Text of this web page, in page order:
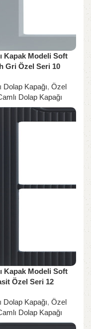
Kapak Modeli Soft
Gri Özel Seri 10
Dolap Kapağı, Özel
Dolap Kapağı
Kapak Modeli Soft
Özel Seri 12
Dolap Kapağı, Özel
Dolap Kapağı